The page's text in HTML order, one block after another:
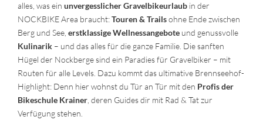
alles, was ein unvergesslicher Gravelbikeurlaub in der
NOCKBIKE Area braucht:Touren & Trailsohne Ende zwischen
Berg und See, erstklassige Wellnessangebote und genussvolle
Kulinarik – und das alles für die ganze Familie. Die sanften
Hügel der Nockberge sind ein Paradies für Gravelbiker – mit
Routen für alle Levels. Dazu kommt das ultimative Brennseehof-
Highlight: Denn hier wohnst du Tür an Tür mit den Profis der
Bikeschule Krainer, deren Guides dir mit Rad & Tat zur
Verfügung stehen.